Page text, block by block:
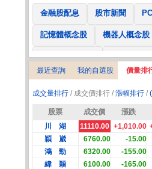
金融股配息 股市新聞
記憶體概念股 機器人概念股
低軌衛星概念股 CPO、
2025金融股配息 AI眼鏡概念
降息概念股 儲能概念股
股東會紀念品
最近查詢 我的自選股 價量排
成交量排行/ 成交價排行 /漲幅排行/
股票 成交價 漲跌
川 湖
11110.00 +1,010.00
穎 崴
6760.00 -15.00
鴻 勁
6320.00 -155.00
緯 穎
6100.00 -165.00